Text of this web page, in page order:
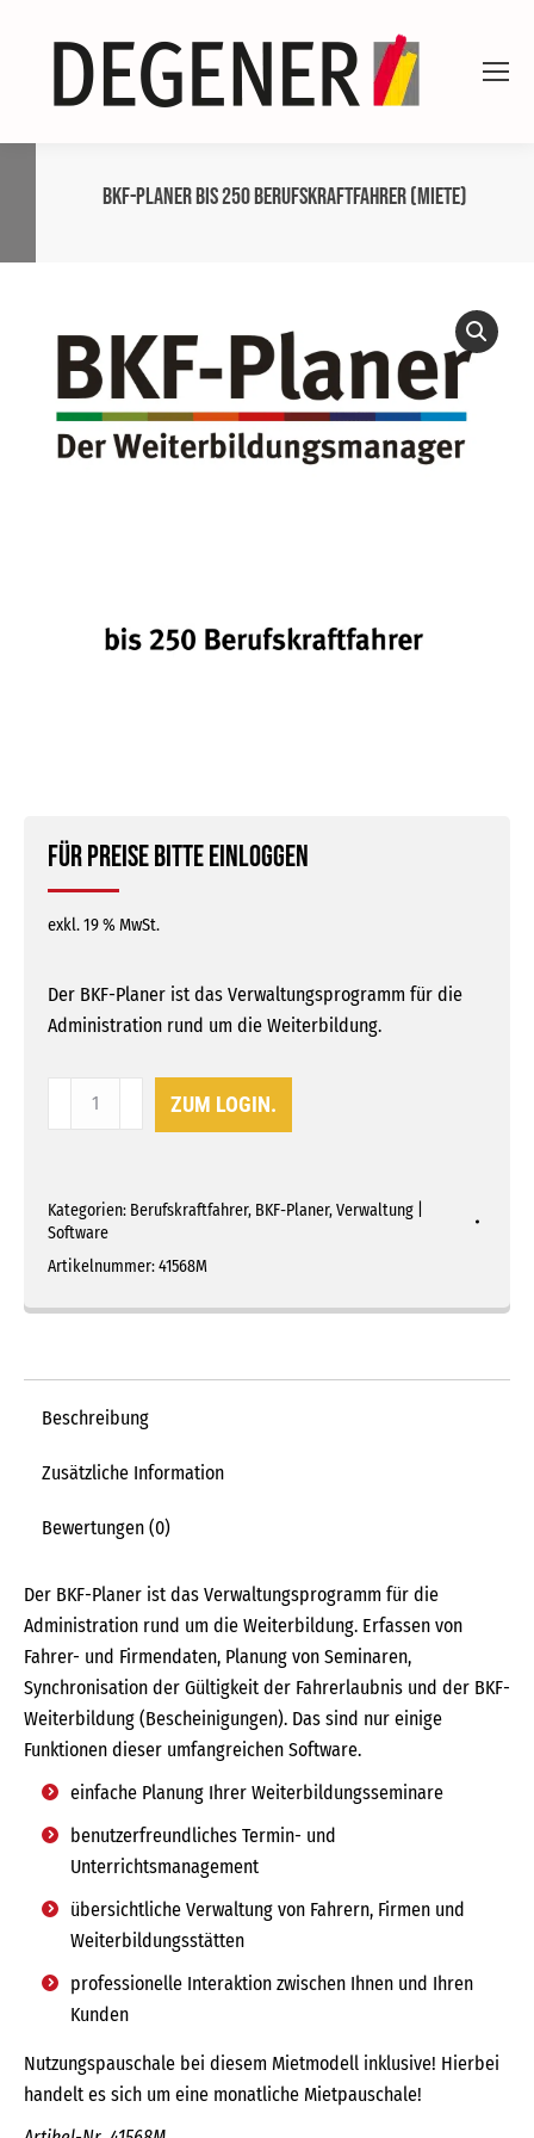
BKF-Planer bis 250 Berufskraftfahrer (Miete)
Für Preise bitte einloggen
exkl. 19 % MwSt.
Der BKF-Planer ist das Verwaltungsprogramm für die
Administration rund um die Weiterbildung.
Berufskraftfahrer
(Miete)
Menge
ZUM LOGIN.
Kategorien: Berufskraftfahrer, BKF-Planer,Verwaltung |
Software
Artikelnummer:41568M
Beschreibung
Zusätzliche Information
Bewertungen (0)
Der BKF-Planer ist das Verwaltungsprogramm für die
Administration rund um die Weiterbildung. Erfassen von
Fahrer- und Firmendaten, Planung von Seminaren,
Synchronisation der Gültigkeit der Fahrerlaubnis und der BKF-
Weiterbildung (Bescheinigungen). Das sind nur einige
Funktionen dieser umfangreichen Software.
einfache Planung Ihrer Weiterbildungsseminare
benutzerfreundliches Termin- und
Unterrichtsmanagement
übersichtliche Verwaltung von Fahrern, Firmen und
Weiterbildungsstätten
professionelle Interaktion zwischen Ihnen und Ihren
Kunden
Nutzungspauschale bei diesem Mietmodell inklusive! Hierbei
handelt es sich um eine monatliche Mietpauschale!